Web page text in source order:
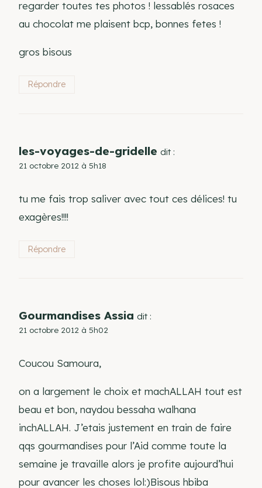
regarder toutes tes photos ! lessablés rosaces
au chocolat me plaisent bcp, bonnes fetes !
gros bisous
Répondre
les-voyages-de-gridelle dit :
21 octobre 2012 à 5h18
tu me fais trop saliver avec tout ces délices! tu
exagères!!!!
Répondre
Gourmandises Assia dit :
21 octobre 2012 à 5h02
Coucou Samoura,
on a largement le choix et machALLAH tout est
beau et bon, naydou bessaha walhana
inchALLAH. J’etais justement en train de faire
qqs gourmandises pour l’Aid comme toute la
semaine je travaille alors je profite aujourd’hui
pour avancer les choses lol:)Bisous hbiba